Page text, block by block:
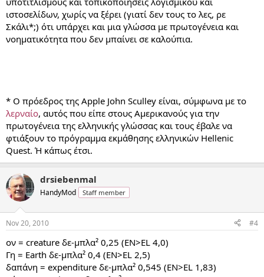
ιστοσελίδων, χωρίς να ξέρει (γιατί δεν τους το λες, ρε
Σκάλι*;) ότι υπάρχει και μια γλώσσα με πρωτογένεια και
νοηματικότητα που δεν μπαίνει σε καλούπια.
* Ο πρόεδρος της Apple John Sculley είναι, σύμφωνα με το
λερναίο, αυτός που είπε στους Αμερικανούς για την
πρωτογένεια της ελληνικής γλώσσας και τους έβαλε να
φτιάξουν το πρόγραμμα εκμάθησης ελληνικών Hellenic
Quest. Ή κάπως έτσι.
drsiebenmal
HandyMod Staff member
Nov 20, 2010 #4
ον = creature δε-μπλα² 0,25 (ΕΝ>ΕL 4,0)
Γη = Earth δε-μπλα² 0,4 (ΕΝ>ΕL 2,5)
δαπάνη = expenditure δε-μπλα² 0,545 (ΕΝ>ΕL 1,83)